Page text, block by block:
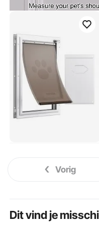
Vorig
Dit vind je